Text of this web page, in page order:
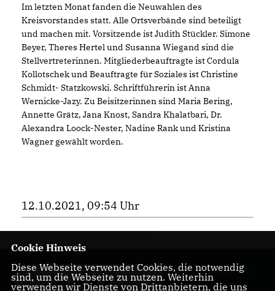
Im letzten Monat fanden die Neuwahlen des
Kreisvorstandes statt. Alle Ortsverbände sind beteiligt
und machen mit. Vorsitzende ist Judith Stückler. Simone
Beyer, Theres Hertel und Susanna Wiegand sind die
Stellvertreterinnen. Mitgliederbeauftragte ist Cordula
Kollotschek und Beauftragte für Soziales ist Christine
Schmidt- Statzkowski. Schriftführerin ist Anna
Wernicke-Jazy. Zu Beisitzerinnen sind Maria Bering,
Annette Grätz, Jana Knost, Sandra Khalatbari, Dr.
Alexandra Loock-Nester, Nadine Rank und Kristina
Wagner gewählt worden.
12.10.2021, 09:54 Uhr
Homepage des CDU
Kreisverbandes
Cookie Hinweis
Diese Webseite verwendet Cookies, die notwendig
sind, um die Webseite zu nutzen. Weiterhin
verwenden wir Dienste von Drittanbietern, die uns